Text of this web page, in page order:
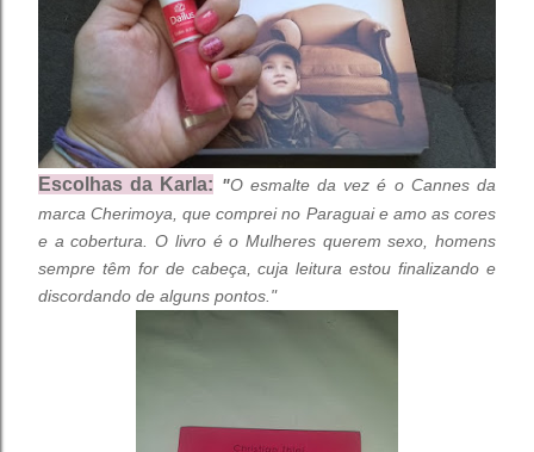
Escolhas da Karla: "O esmalte da vez é o Cannes da
marca Cherimoya, que comprei no Paraguai e amo as cores
e a cobertura. O livro é o Mulheres querem sexo, homens
sempre têm for de cabeça, cuja leitura estou finalizando e
discordando de alguns pontos."